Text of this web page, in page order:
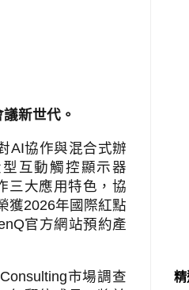
新世代。
AI協作與混合式辦
互動觸控顯示器
三大應用特色，協
獲2026年國際紅點
官方網站預約產
市場調查
精